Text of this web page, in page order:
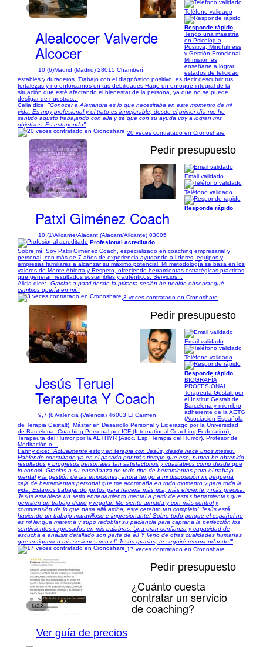
1/25
Alealcocer Valverde
Alcocer
10 (6)Madrid (Madrid) 28015 Chamberí
Teléfono validado
Responde rápido
Tengo una maestría
en Psicología
Positiva, Mindfulness
y Gestión Emocional.
Mi misión es
enseñarte a lograr
estados de felicidad
estables y duraderos. Trabajo con el diagnóstico positivo, es decir descubrir tus
fortalezas y no enforcarnos en tus debilidades Hago un enfoque integral de la
situación que esté afectando el bienestar de la persona, ya que no se puede
desligar de nuestras...
Celia dice: "Conocer a Alexandra es lo que necesitaba en este momento de mi
vida. Es muy profesional y el trato es inmejorable, desde el primer día me he
sentido agusto trabajando con ella y sé que con su ayuda voy a logran mis
objetivos. Es estupenda"
20 veces contratado en Cronoshare
1/8
Pedir presupuesto
Patxi Giménez Coach
10 (1)Alicante/Alacant (Alacant/Alicante) 03005
Email validado
Teléfono validado
Responde rápido
Profesional acreditado
Sobre mí: Soy Patxi Giménez Coach, especializado en coaching empresarial y
personal, con más de 7 años de experiencia ayudando a líderes, equipos y
empresas familiares a alcanzar su máximo potencial. Mi metodología se basa en los
valores de Mente Abierta y Respeto, ofreciendo herramientas estratégicas prácticas
que generan resultados sostenibles y auténticos. Servicios...
Alicia dice: "Gracias a patxi desde la primera sesión he podido observar qué
cambios quería en mí."
3 veces contratado en Cronoshare
1/13
Pedir presupuesto
Jesús Teruel
Terapeuta Y Coach
9,7 (8)Valencia (Valencia) 46003 El Carmen
Email validado
Teléfono validado
Responde rápido
BIOGRAFÍA
PROFESIONAL
Terapeuta Gestalt por
el Institut Gestalt de
Barcelona y miembro
adherente de la AETG
(Asociación Española
de Terapia Gestalt). Máster en Desarrollo Personal y Liderazgo por la Universidad
de Barcelona. Coaching Personal por ICF (International Coaching Federation).
Terapeuta del Humor por la AETHYR (Asoc. Esp. Terapia del Humor). Profesor de
Meditación o...
Fanny dice: "Actualmente estoy en terapia con Jesús, desde hace unos meses.
Habiendo consultado ya en el pasado por más tiempo que eso, nunca he obtenido
resultados y progresos personales tan satisfactorios y cualitativos como desde que
lo conocí. Gracias a su enseñanza de todo tipo de herramientas para el trabajo
mental y la gestión de las emociones, ahora tengo a mi disposición mi pequeña
caja de herramientas personal que me acompaña en todo momento y para toda la
vida. Estamos trabajando juntos para hacerla más rica, más eficiente y más precisa.
Jesús establece un serio entrenamiento mental a partir de estas herramientas que
permiten un trabajo diario y regular. Me siento armada y con más control y
comprensión de lo que pasa allá arriba, este cerebro tan complejo! Jesús está
haciendo un trabajo maravilloso e impresionante! Sobre todo porque el español no
es mi lengua materna y supo redoblar su paciencia para captar a la perfección los
sentimientos expresados ​​en mis palabras. Una gran confianza y capacidad de
escucha e análisis detallado son parte de él! Y lleno de otras cualidades humanas
que enriquecen mis sesiones con el! Jesús gracias, te seguiré recomendando!"
17 veces contratado en Cronoshare
1/22
Pedir presupuesto
¿Cuánto cuesta
contratar un servicio
de coaching?
Ver guía de precios